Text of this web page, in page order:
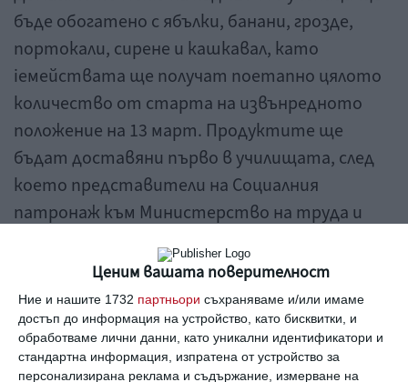
Ценим вашата поверителност
Ние и нашите 1732 партньори съхраняваме и/или имаме
достъп до информация на устройство, като бисквитки, и
обработваме лични данни, като уникални идентификатори и
стандартна информация, изпратена от устройство за
персонализирана реклама и съдържание, измерване на
бъде обогатено с ябълки, банани, грозде,
портокали, сирене и кашкавал, като
iемействата ще получат поетапно цялото
количество от старта на извънредното
положение на 13 март. Продуктите ще
бъдат доставяни първо в училищата, след
което представители на Социалния
патронаж към Министерство на труда и
разпределят по адреси, съобщаваБНТ.
По схемата „Училищно мляко“ са одобрени 3
216 училища и детски градини